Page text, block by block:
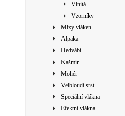
Vlnitá
Vzorníky
Mixy vláken
Alpaka
Hedvábí
Kašmír
Mohér
Velbloudí srst
Speciální vlákna
Efektní vlákna